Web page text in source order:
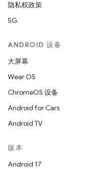
隐私权政策
5G
ANDROID 设备
大屏幕
Wear OS
ChromeOS 设备
Android for Cars
Android TV
版本
Android 17